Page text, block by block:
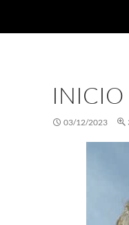
INICIO
03/12/2023